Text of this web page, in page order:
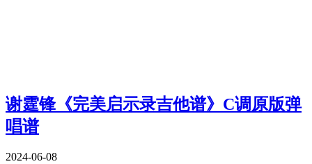
谢霆锋《完美启示录吉他谱》C调原版弹
唱谱
2024-06-08